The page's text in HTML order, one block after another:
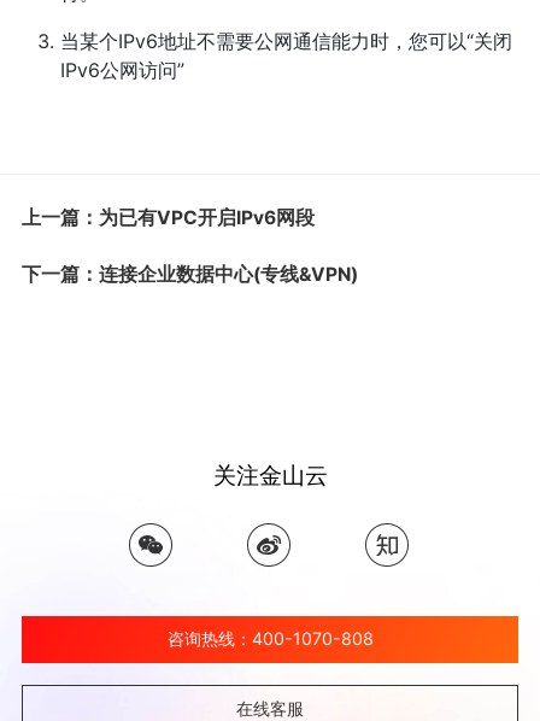
当某个IPv6地址不需要公网通信能力时，您可以“关闭
IPv6公网访问”
上一篇：为已有VPC开启IPv6网段
下一篇：连接企业数据中心(专线&VPN)
关注金山云
咨询热线：400-1070-808
在线客服